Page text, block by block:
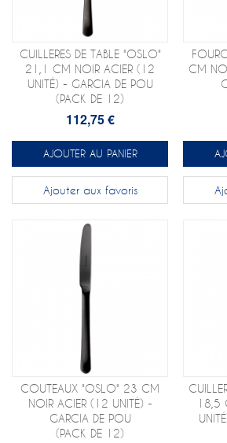
CUILLERES DE TABLE "OSLO"
21,1 CM NOIR ACIER (12
UNITÉ) - GARCIA DE POU
(PACK DE 12)
112,75 €
AJOUTER AU PANIER
Ajouter aux favoris
CM
COUTEAUX "OSLO" 23 CM
NOIR ACIER (12 UNITÉ) -
GARCIA DE POU
(PACK DE 12)
18,5